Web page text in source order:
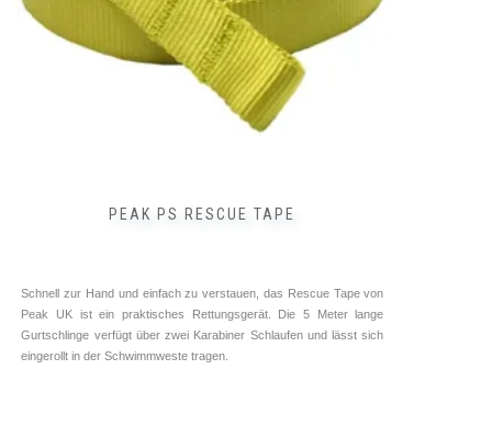
PEAK PS RESCUE TAPE
Schnell zur Hand und einfach zu verstauen, das Rescue Tape von
Peak UK ist ein praktisches Rettungsgerät. Die 5 Meter lange
Gurtschlinge verfügt über zwei Karabiner Schlaufen und lässt sich
eingerollt in der Schwimmweste tragen.